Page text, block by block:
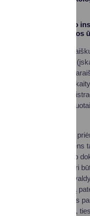
4. Turi sertifikavimo
(ekologinės gamybos
Pažymime, kad
1 d. iki rugsėjo 30 d.
maitinimą (toliau –
metų spalio 14 d.
Savivaldybės
sprendimą dėl
Prasidėjus Paraiškų
vietą ir pateikti
apmokėjimo įrodymo
finansuoti išlaidos turi
bičių laikytojas
teisingumą atsako ją
visus su nacionalinės
atlyginamos išlaidos,